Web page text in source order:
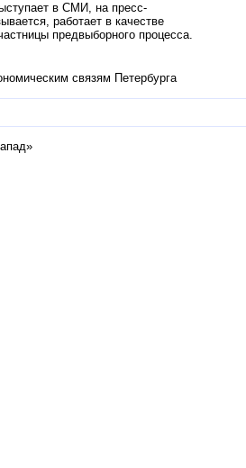
в СМИ, на пресс-
работает в качестве
предвыборного процесса.
связям Петербурга